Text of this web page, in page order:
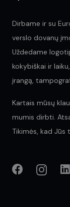
Dirbame ir su
verslo dovanų
Uždedame
kokybiškai ir
įrangą,
Kartais mūsų
mumis dirbti.
Tikimės, kad Jūs